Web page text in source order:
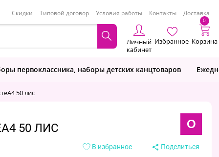
Скидки Типовой договор Условия работы Контакты Доставка
Личный
кабинет
Избранное
0
Корзина
первоклассника, наборы детских канцтоваров
50 лис
50 ЛИС O
В избранное Поделиться